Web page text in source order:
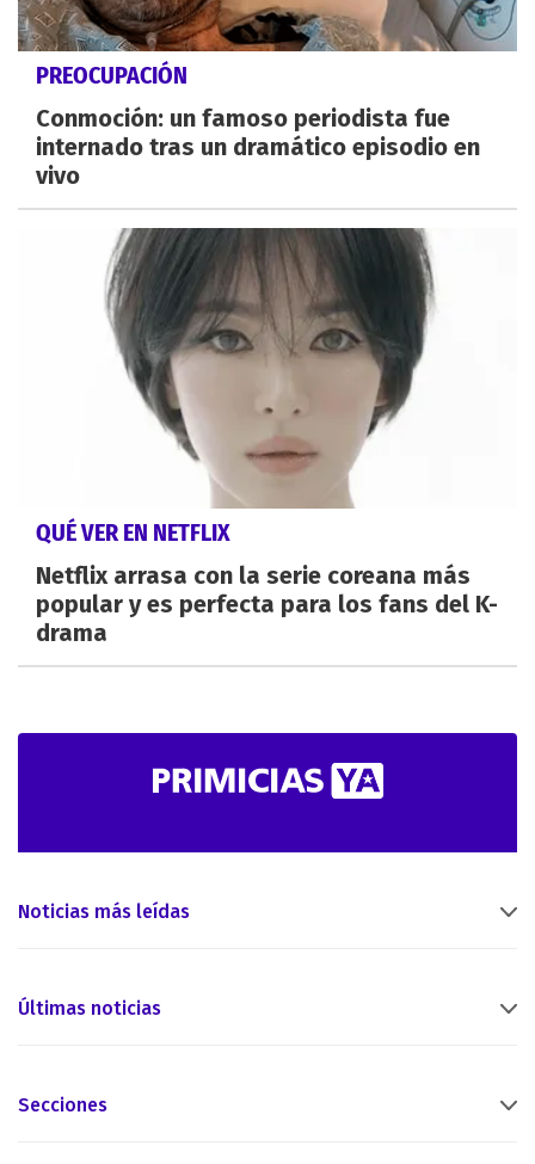
PREOCUPACIÓN
Conmoción: un famoso periodista fue
internado tras un dramático episodio en
vivo
QUÉ VER EN NETFLIX
Netflix arrasa con la serie coreana más
popular y es perfecta para los fans del K-
drama
Noticias más leídas
Últimas noticias
Secciones